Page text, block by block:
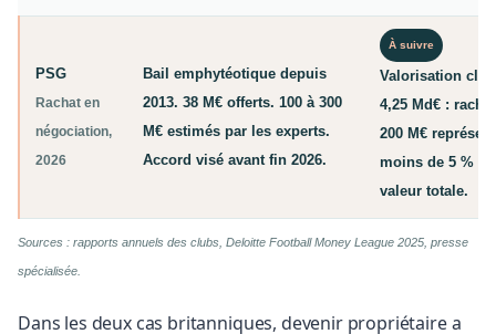
PSG
Rachat en
négociation,
2026
Bail emphytéotique depuis
2013. 38 M€ offerts. 100 à 300
M€ estimés par les experts.
Accord visé avant fin 2026.
À suivre
Valorisation
4,25 Md€ :
200 M€
moins de 5 %
valeur totale.
Sources : rapports annuels des clubs, Deloitte Football Money League 2025, presse
spécialisée.
Dans les deux cas britanniques, devenir propriétaire a